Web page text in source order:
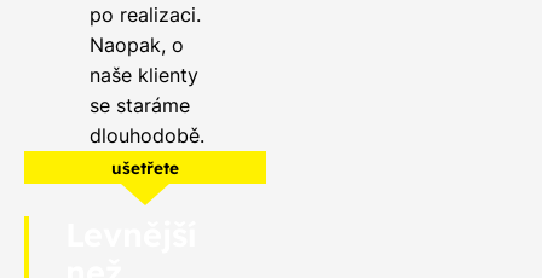
po realizaci.
Naopak, o
naše klienty
se staráme
dlouhodobě.
ušetřete